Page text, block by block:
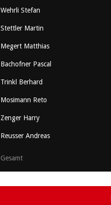
Wehrli Stefan
Stettler Martin
Megert Matthias
Bachofner Pascal
Trinkl Berhard
Mosimann Reto
Zenger Harry
Reusser Andreas
Gesamt